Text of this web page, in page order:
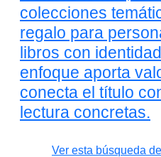
colecciones
regalo para
libros con
enfoque aporta
conecta el título
lectura concretas.
Ver esta búsqueda